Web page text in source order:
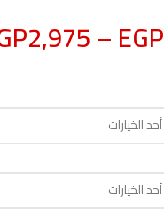
EGP
–
2,975